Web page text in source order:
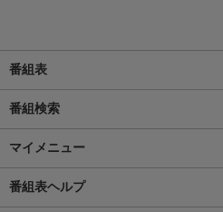
番組表
番組検索
マイメニュー
番組表ヘルプ